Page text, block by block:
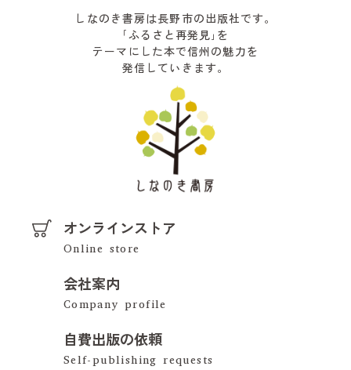
しなのき書房は長野市の出版社です。
｢ふるさと再発見｣を
テーマにした本で信州の魅力を
発信していきます。
オンラインストア
会社案内
自費出版の依頼